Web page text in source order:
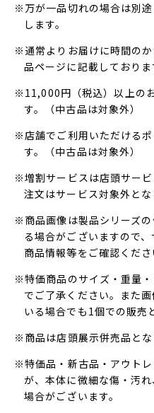
※万が一品切れの場合は別
します。
※通常よりお届けに時間の
品ページに記載しておりま
※11,000円（税込）以上の
す。（中古品は対象外）
※店舗でご利用いただける
す。（中古品は対象外）
※増割サービスは店頭サー
注文はサービス対象外と
※商品画像は製品シリーズ
る場合がございますので
商品情報等をご確認くださ
※特価商品のサイズ・重量
でご了承ください。また
いる場合でも1個での販売
※商品は店頭展示併売品とな
※特価品・新古品・アウト
が、本体に微細な傷・汚
場合がございます。